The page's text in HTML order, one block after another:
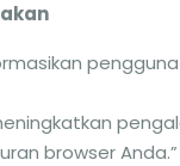
browser Anda.”